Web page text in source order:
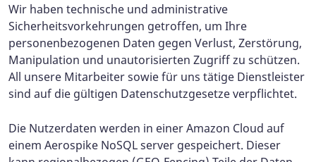
Wir haben technische und administrative
Sicherheitsvorkehrungen getroffen, um Ihre
personenbezogenen Daten gegen Verlust, Zerstörung,
Manipulation und unautorisierten Zugriff zu schützen.
All unsere Mitarbeiter sowie für uns tätige Dienstleister
sind auf die gültigen Datenschutzgesetze verpflichtet.
Die Nutzerdaten werden in einer Amazon Cloud auf
einem Aerospike NoSQL server gespeichert. Dieser